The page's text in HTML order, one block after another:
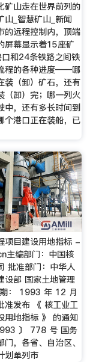
矿山走在世界前列的
山_智慧矿山_新闻
的远程控制内，顶端
屏幕显示着15座矿
和24条铁路之间铁
程的各种进度——哪
装（卸）矿石，还有
（卸）完；哪一列火
中，还有多长时间到
个港口正在装船，已
项目建设用地指标 -
主编部门：中国核
批准部门：中华人
设部 国家土地管理
： 1993 年 12 月
准发布 《 核工业工
用地指标 》 的通知
〕 778 号 国务
门，各省、自治区、
划单列市